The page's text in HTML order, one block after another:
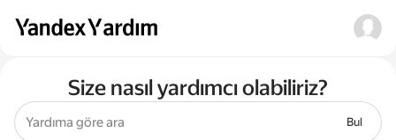
Size nasıl yardımcı olabiliriz?
Bul